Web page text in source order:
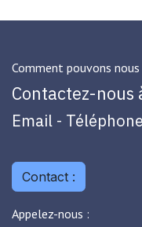
Comment pouvons nous
Contactez-
Email -
Contact :
Appelez-nous :